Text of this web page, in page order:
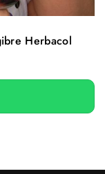
Herbacol